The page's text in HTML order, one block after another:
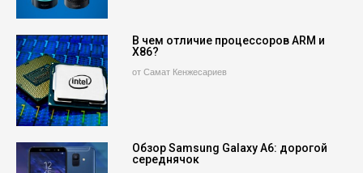
В чем отличие процессоров ARM и
X86?
от Самат Кенжесариев
Обзор Samsung Galaxy A6: дорогой
середнячок